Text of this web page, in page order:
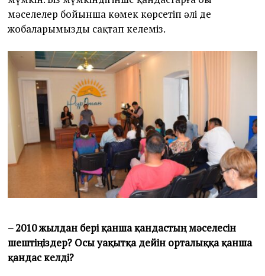
мәселелер бойынша көмек көрсетіп әлі де
жобаларымызды сақтап келеміз.
– 2010 жылдан бері қанша қандастың мәселесін
шештіңіздер? Осы уақытқа дейін орталыққа қанша
қандас келді?